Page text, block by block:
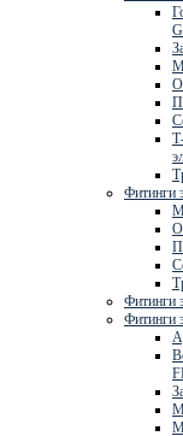
Фитинги
Фитинги
Фитинги